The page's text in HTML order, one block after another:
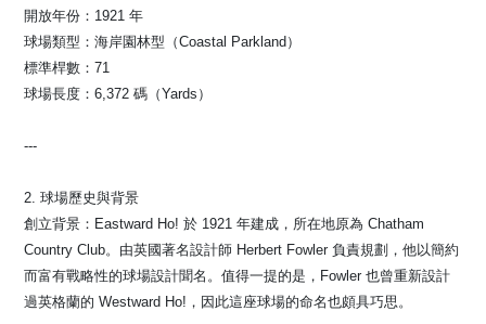
開放年份：1921 年
球場類型：海岸園林型（Coastal Parkland）
標準桿數：71
球場長度：6,372 碼（Yards）
---
2. 球場歷史與背景
創立背景：Eastward Ho! 於 1921 年建成，所在地原為 Chatham
Country Club。由英國著名設計師 Herbert Fowler 負責規劃，他以簡約
而富有戰略性的球場設計聞名。值得一提的是，Fowler 也曾重新設計
過英格蘭的 Westward Ho!，因此這座球場的命名也頗具巧思。